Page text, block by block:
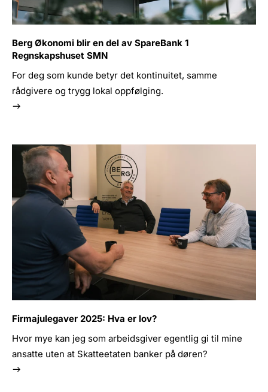
Berg Økonomi blir en del av SpareBank 1
Regnskapshuset SMN
For deg som kunde betyr det kontinuitet, samme
rådgivere og trygg lokal oppfølging.
Firmajulegaver 2025: Hva er lov?
Hvor mye kan jeg som arbeidsgiver egentlig gi til mine
ansatte uten at Skatteetaten banker på døren?